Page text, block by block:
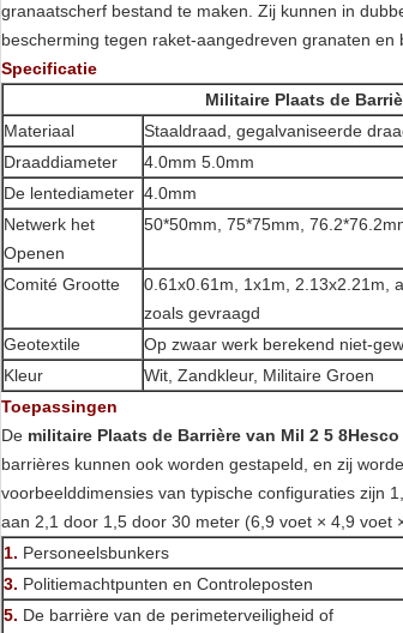
granaatscherf bestand te maken. Zij kunnen in
bescherming tegen raket-aangedreven granaten en
Specificatie
Militaire Plaats de
Materiaal
Staaldraad, gegalvaniseerde
Draaddiameter
4.0mm 5.0mm
De lentediameter 4.0mm
Netwerk het
Openen
50*50mm, 75*75mm,
Comité Grootte
0.61x0.61m, 1x1m, 2.13x2.21m,
zoals gevraagd
Geotextile
Op zwaar werk berekend niet-
Kleur
Wit, Zandkleur, Militaire Groen
Toepassingen
De militaire Plaats de Barrière van Mil 2 5 8Hesco
barrières kunnen ook worden gestapeld, en zij
voorbeelddimensies van typische configuraties zijn
aan 2,1 door 1,5 door 30 meter (6,9 voet × 4,9 voet
1. Personeelsbunkers
3. Politiemachtpunten en Controleposten
5. De barrière van de perimeterveiligheid of